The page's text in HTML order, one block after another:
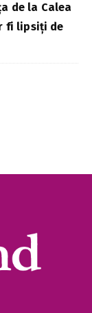
de la Calea
fi lipsiți de